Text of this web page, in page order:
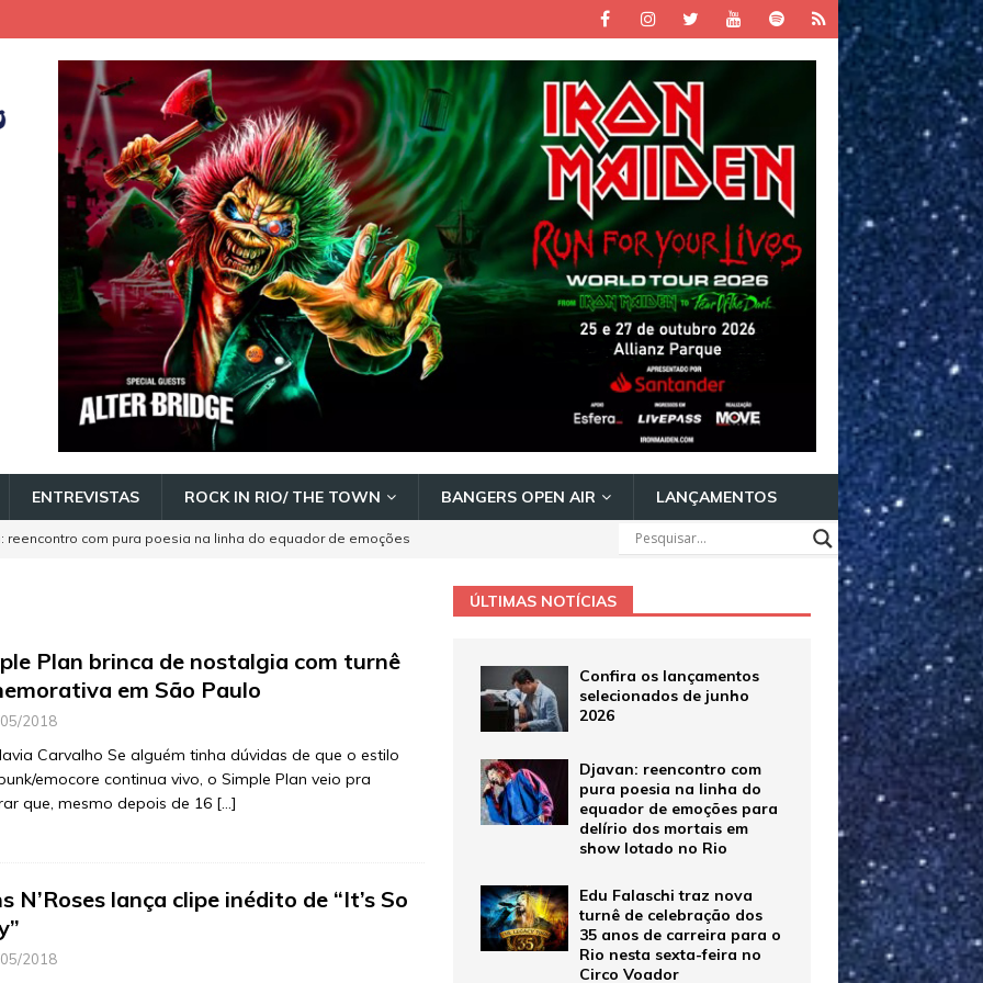
ENTREVISTAS ROCK IN RIO/ THE TOWN BANGERS OPEN AIR LANÇAMENTOS
reencontro com pura poesia na linha do equador de emoções
feira no Circo Voador
os lançamentos selecionados de maio 2026
Rio 2026: Processo de ativação e transferência de ingressos
o público DESTAQUE
Plan brinca de nostalgia com turnê
em São Paulo
2018
Carvalho Se alguém tinha dúvidas de que o estilo
emocore continua vivo, o Simple Plan veio pra
que, mesmo depois de 16 […]
N’Roses lança clipe inédito de “It’s So
2018
ÚLTIMAS NOTÍCIAS
Confira os lançamentos
selecionados de junho
2026
Djavan: reencontro com
pura poesia na linha do
equador de emoções para
delírio dos mortais em
show lotado no Rio
Edu Falaschi traz nova
turnê de celebração dos
35 anos de carreira para o
Rio nesta sexta-feira no
Circo Voador